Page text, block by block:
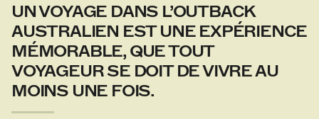
UN VOYAGE DANS L’OUTBACK
AUSTRALIEN EST UNE EXPÉRIENCE
MÉMORABLE, QUE TOUT
VOYAGEUR SE DOIT DE VIVRE AU
MOINS UNE FOIS.